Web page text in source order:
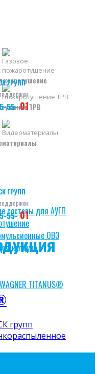
ГРУПП
55- 01
составы для АУГП
ОВЭ
капсула
TITANUS®
ТРВ
ГРУПП
55-01
групп